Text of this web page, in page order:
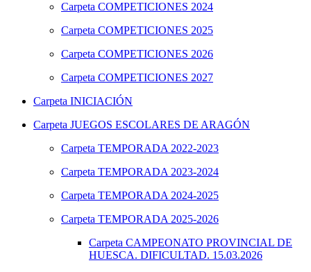
Carpeta COMPETICIONES 2024
Carpeta COMPETICIONES 2025
Carpeta COMPETICIONES 2026
Carpeta COMPETICIONES 2027
Carpeta INICIACIÓN
Carpeta JUEGOS ESCOLARES DE ARAGÓN
Carpeta TEMPORADA 2022-2023
Carpeta TEMPORADA 2023-2024
Carpeta TEMPORADA 2024-2025
Carpeta TEMPORADA 2025-2026
Carpeta CAMPEONATO PROVINCIAL DE
HUESCA. DIFICULTAD. 15.03.2026